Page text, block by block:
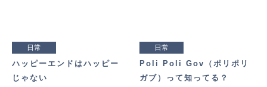
日常
ハッピーエンドはハッピー
じゃない
日常
Poli Poli Gov（ポリポリ
ガブ）って知ってる？